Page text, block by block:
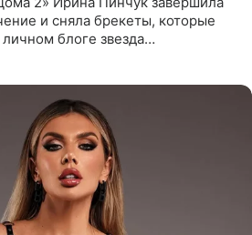
и сняла брекеты, которые
блоге звезда